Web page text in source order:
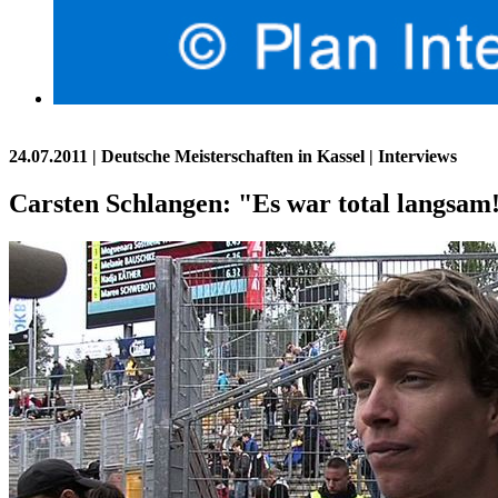
24.07.2011 | Deutsche Meisterschaften in Kassel | Interviews
Carsten Schlangen: "Es war total